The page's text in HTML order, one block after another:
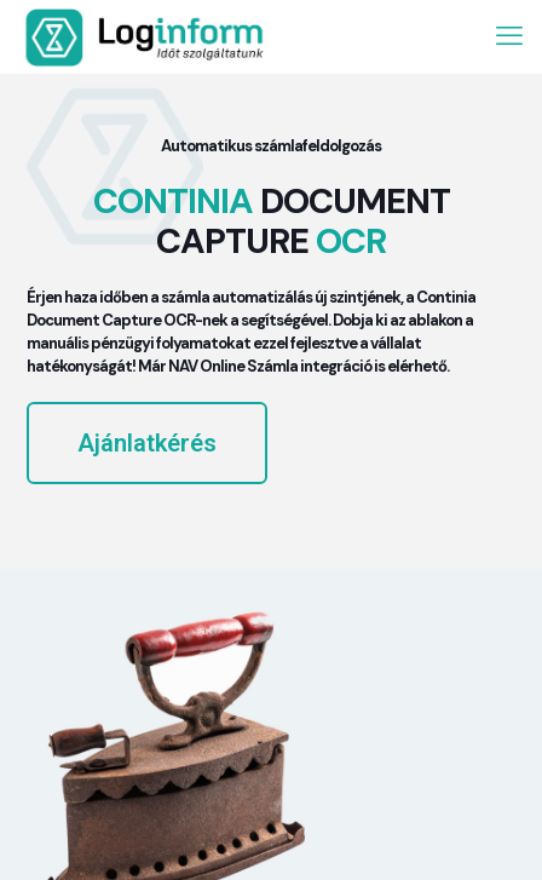
Automatikus számlafeldolgozás
CONTINIADOCUMENT
CAPTUREOCR
Érjen haza időben a számla automatizálás új szintjének, a Continia
Document Capture OCR-nek a segítségével. Dobja ki az ablakon a
manuális pénzügyi folyamatokat ezzel fejlesztve a vállalat
hatékonyságát! Már NAV Online Számla integráció is elérhető.
Ajánlatkérés